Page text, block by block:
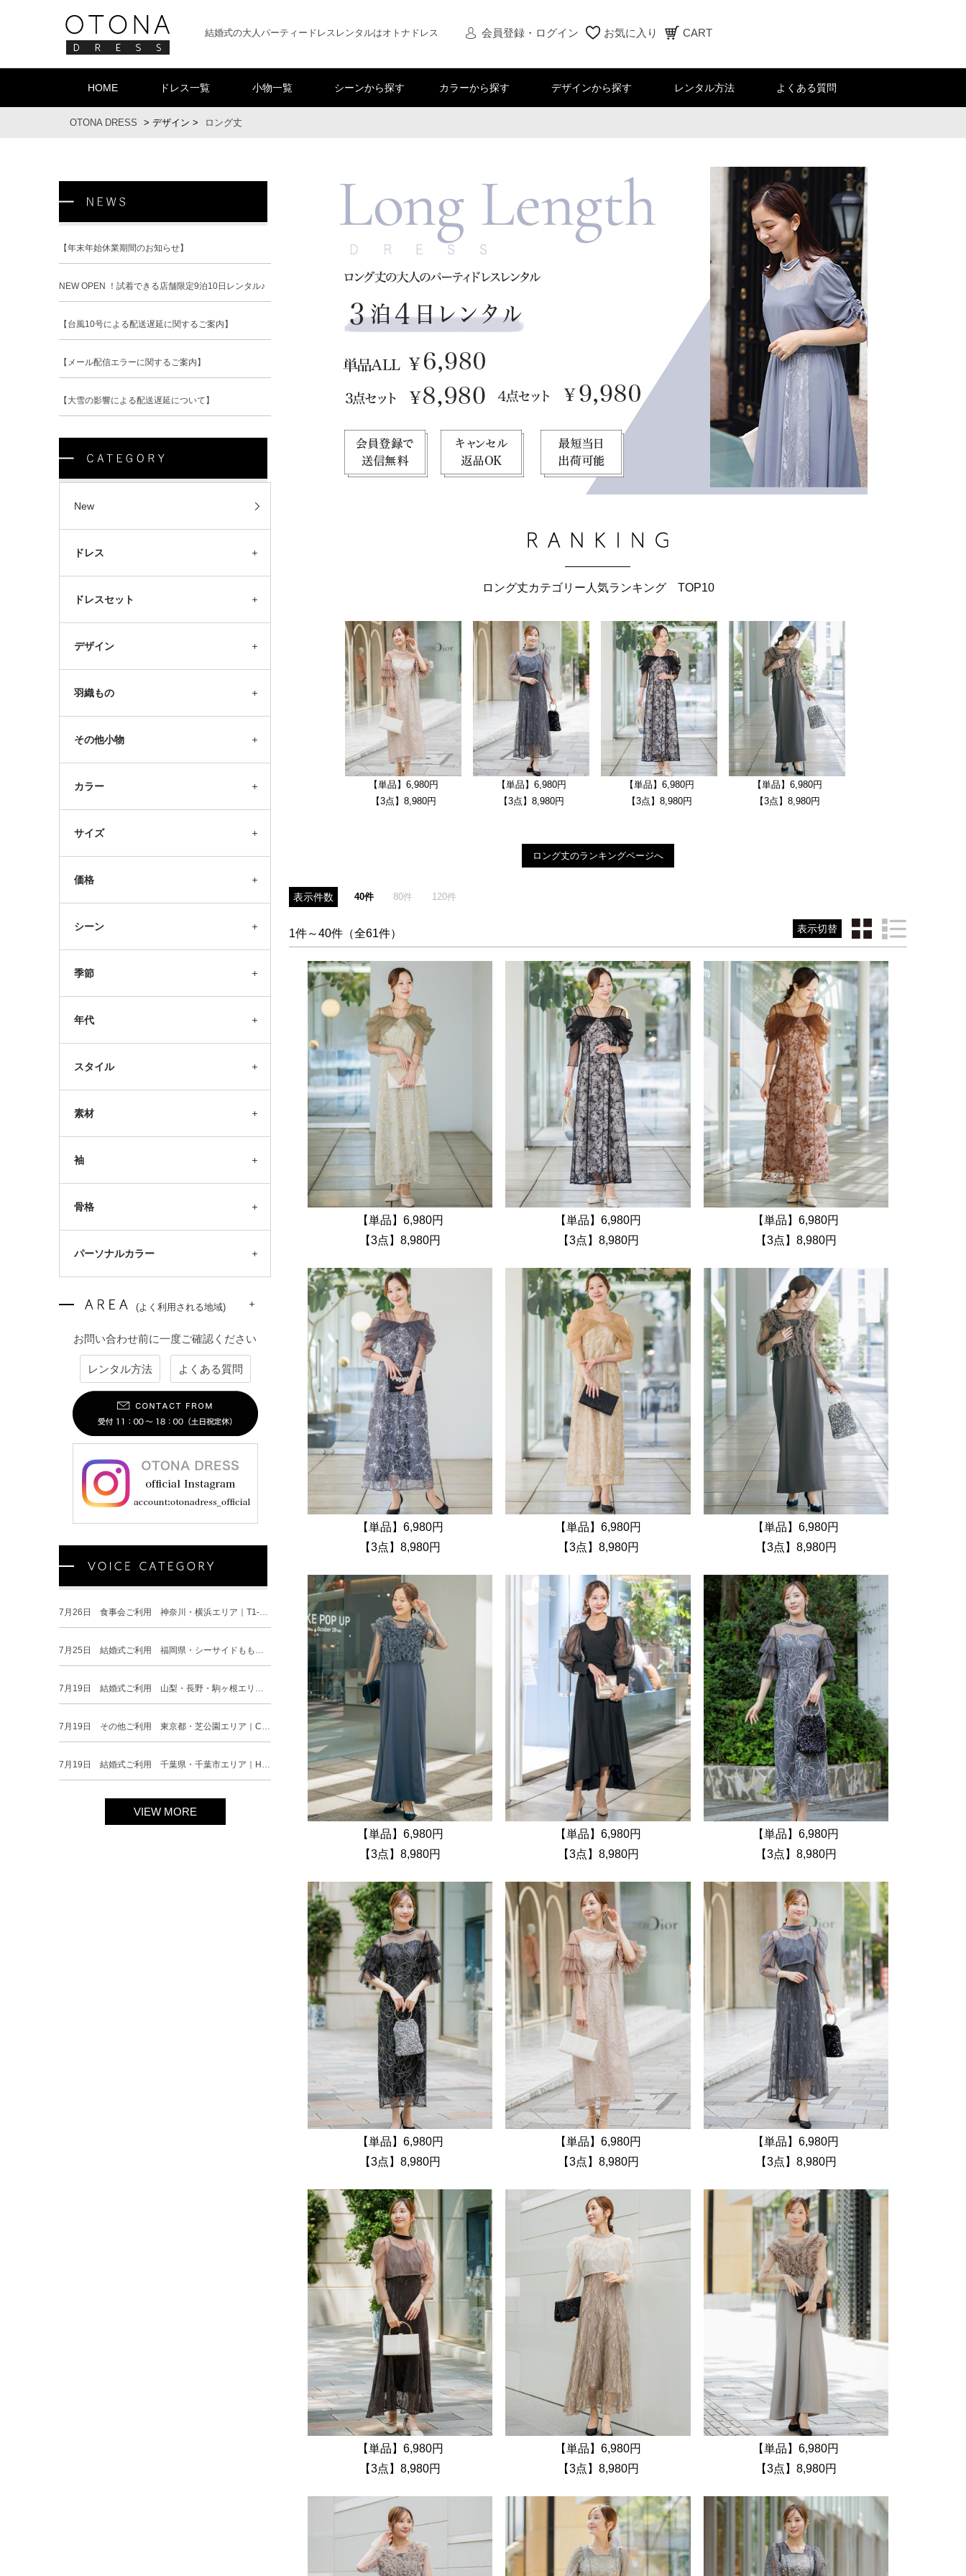
結婚式の大人パーティードレスレンタルはオトナドレス 会員登録・ログイン お気に入り CART
HOME ドレス一覧 小物一覧 シーンから探す カラーから探す デザインから探す レンタル方法 よくある質問
OTONA DRESS > デザイン > ロング丈
ロング丈カテゴリー人気ランキング TOP10
【単品】6,980円
【単品】6,980円
【3点】8,980円
【単品】6,980円
【3点】8,980円
【単品】6,980円
【3点】8,980円
【単品】6,980円
【3点】8,980円
ロング丈のランキングページへ
表示件数 40件 80件 120件
1件～40件（全61件） 表示切替
【単品】6,980円
【3点】8,980円
【単品】6,980円
【3点】8,980円
【単品】6,980円
【3点】8,980円
【単品】6,980円
【3点】8,980円
【単品】6,980円
【3点】8,980円
【単品】6,980円
【3点】8,980円
【単品】6,980円
【3点】8,980円
【単品】6,980円
【3点】8,980円
【単品】6,980円
【3点】8,980円
【単品】6,980円
【3点】8,980円
【単品】6,980円
【3点】8,980円
【単品】6,980円
【3点】8,980円
【単品】6,980円
【3点】8,980円
【単品】6,980円
【3点】8,980円
【単品】6,980円
【3点】8,980円
【年末年始休業期間のお知らせ】
NEW OPEN ！試着できる店舗限定9泊10日レンタル♪
【台風10号による配送遅延に関するご案内】
【メール配信エラーに関するご案内】
【大雪の影響による配送遅延について】
New
ドレス
ドレスセット
デザイン
羽織もの
その他小物
カラー
サイズ
価格
シーン
季節
年代
スタイル
素材
袖
骨格
パーソナルカラー
(よく利用される地域)
お問い合わせ前に一度ご確認ください
レンタル方法 よくある質問
7月26日 食事会ご利用 神奈川・横浜エリア｜T1-359NA-M（ドレス単品）
7月25日 結婚式ご利用 福岡県・シーサイドももちエリア｜CR1-335BL-M（3点セット(バッグ)）
7月19日 結婚式ご利用 山梨・長野・駒ヶ根エリア｜H1-392BE-L（3点セット(バッグ)）
7月19日 その他ご利用 東京都・芝公園エリア｜CR1-350BU-M（3点セット(バッグ)）
7月19日 結婚式ご利用 千葉県・千葉市エリア｜H1-402NA-M（3点セット(バッグ)）
VIEW MORE